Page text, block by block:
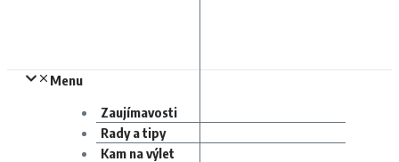
Menu
Zaujímavosti
Rady a tipy
Kam na výlet